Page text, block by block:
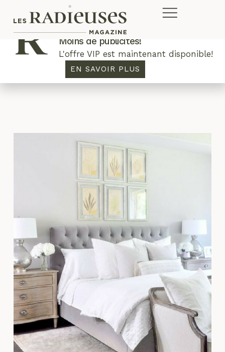
housse
Plus de concours. Plus de rabais.
Moins de publicités!
L'offre VIP est maintenant disponible!
EN SAVOIR PLUS